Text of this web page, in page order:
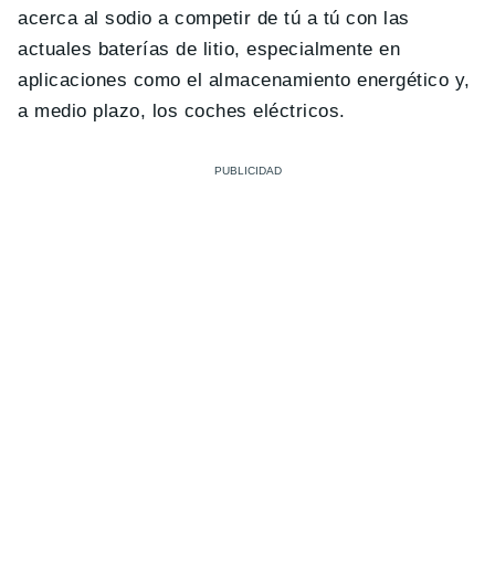
acerca al sodio a competir de tú a tú con las
actuales baterías de litio, especialmente en
aplicaciones como el almacenamiento energético y,
a medio plazo, los coches eléctricos.